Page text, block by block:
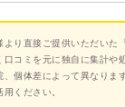
より直接ご提供いただいた
口コミを元に独自に集計や
、個体差によって異なりま
ください。